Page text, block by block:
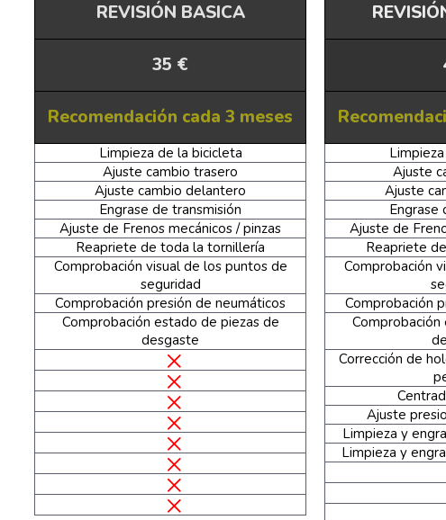
REVISIÓN BASICA
35 €
Recomendación cada 3 meses
Limpieza de la bicicleta
Ajuste cambio trasero
Ajuste cambio delantero
Engrase de transmisión
Ajuste de Frenos mecánicos / pinzas
Reapriete de toda la tornillería
Comprobación visual de los puntos de
seguridad
Comprobación presión de neumáticos
Comprobación estado de piezas de
desgaste
Ajuste
Ajuste
Engrase
Ajuste de
Reapriete
Comprobación
Comprobación
Corrección de
Ajuste
Limpieza y
Limpieza y